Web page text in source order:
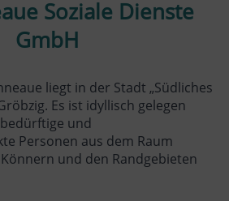
Soziale Dienste
GmbH
liegt in der Stadt „Südliches
Es ist idyllisch gelegen
und
Personen aus dem Raum
und den Randgebieten